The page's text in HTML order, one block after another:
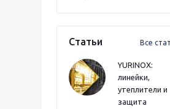
Статьи Все
YURINOX:
линейки,
утеплители и
защита